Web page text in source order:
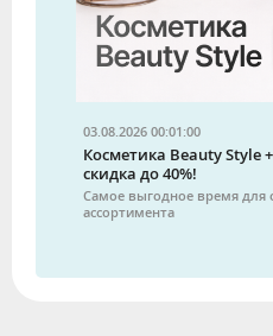
03.08.2026 00:01:00
Косметика Beauty Style
скидка до 40%!
Самое выгодное время для
ассортимента